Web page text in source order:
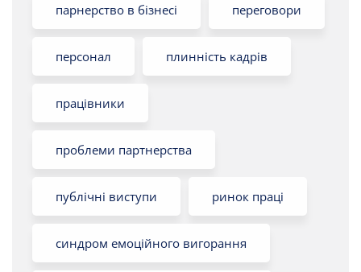
парнерство в бізнесі переговори
персонал плинність кадрів
працівники
проблеми партнерства
публічні виступи ринок праці
синдром емоційного вигорання